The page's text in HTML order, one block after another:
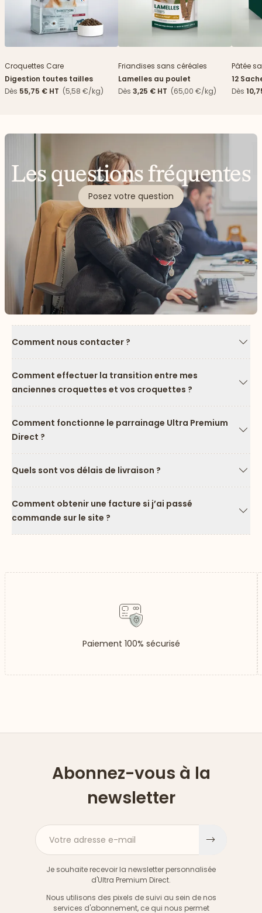
Croquettes Care
Digestion toutes tailles
Dès 55,75 € HT (5,58 €/kg)
Friandises sans céréales
Lamelles au poulet
Dès 3,25 € HT (65,00 €/kg)
Pâtée
12
Dès
Les questions fréquentes
Posez votre question
Comment nous contacter ?
Comment effectuer la transition entre mes
anciennes croquettes et vos croquettes ?
Comment fonctionne le parrainage Ultra Premium
Direct ?
Quels sont vos délais de livraison ?
Comment obtenir une facture si j’ai passé
commande sur le site ?
Paiement 100% sécurisé
Abonnez-vous à la
newsletter
Votre adresse e-mail
Je souhaite recevoir la newsletter personnalisée
d'Ultra Premium Direct.
Nous utilisons des pixels de suivi au sein de nos
services d'abonnement, ce qui nous permet